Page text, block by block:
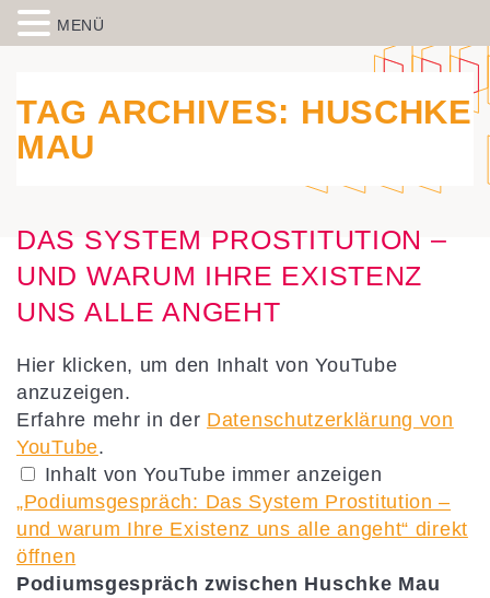
Spiegelbild – Politische Bildung
aus Wiesbaden
historisch-politische Bildungsarbeit in der Migrationsgesellschaft
TAG ARCHIVES: HUSCHKE
MAU
DAS SYSTEM PROSTITUTION –
UND WARUM IHRE EXISTENZ
UNS ALLE ANGEHT
„Podiumsgespräch:
Das
System
Prostitution
–
und
warum
Ihre
Existenz
uns
alle
angeht“
von
YouTube
anzeigen
Hier klicken, um den Inhalt von YouTube
anzuzeigen.
Erfahre mehr in der Datenschutzerklärung von
YouTube.
Inhalt von YouTube immer anzeigen
„Podiumsgespräch: Das System Prostitution –
und warum Ihre Existenz uns alle angeht“ direkt
öffnen
Podiumsgespräch zwischen Huschke Mau
MENÜ